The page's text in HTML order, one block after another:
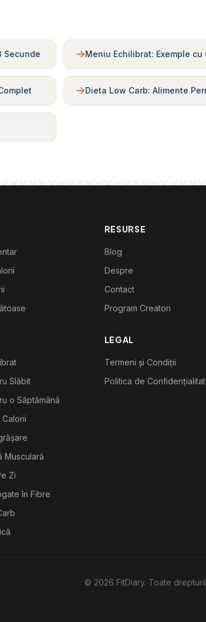
Secunde Meniu Echilibrat: Exemple cu
Dieta Low Carb: Alimente
Slăbit
o Săptămână
Calorii
Musculară
Zi
în Fibre
RESURSE
Blog
Despre
Contact
Program Creatori
LEGAL
Termeni și Condiții
Politica de
© 2026 FitDiary. Toate